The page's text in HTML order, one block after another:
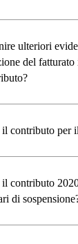
ulteriori
del
il contributo per
il contributo
di